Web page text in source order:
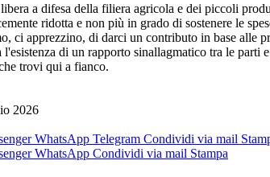
a difesa della filiera agricola e dei piccoli
ridotta e non più in grado di sostenere le
ci apprezzino, di darci un contributo in base
di un rapporto sinallagmatico tra le parti
trovi qui a fianco.
2026
WhatsApp Telegram Condividi via mail
WhatsApp Condividi via mail Stampa